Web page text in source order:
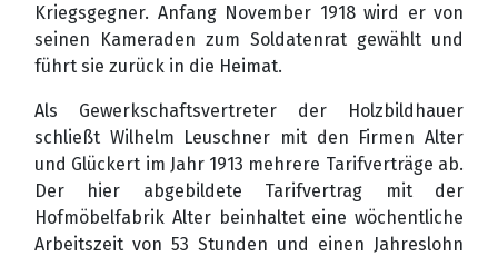
Kriegsgegner. Anfang November 1918 wird er von
seinen Kameraden zum Soldatenrat gewählt und
führt sie zurück in die Heimat.
Als Gewerkschaftsvertreter der Holzbildhauer
schließt Wilhelm Leuschner mit den Firmen Alter
und Glückert im Jahr 1913 mehrere Tarifverträge ab.
Der hier abgebildete Tarifvertrag mit der
Hofmöbelfabrik Alter beinhaltet eine wöchentliche
Arbeitszeit von 53 Stunden und einen Jahreslohn